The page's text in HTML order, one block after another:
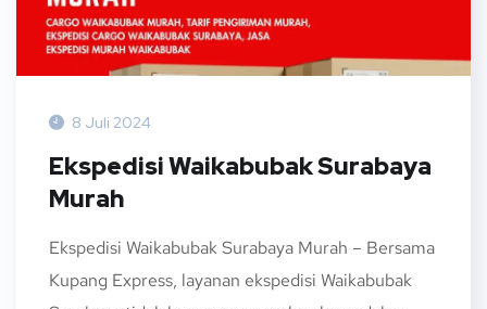
8 Juli 2024
Ekspedisi Waikabubak Surabaya
Murah
Ekspedisi Waikabubak Surabaya Murah – Bersama
Kupang Express, layanan ekspedisi Waikabubak